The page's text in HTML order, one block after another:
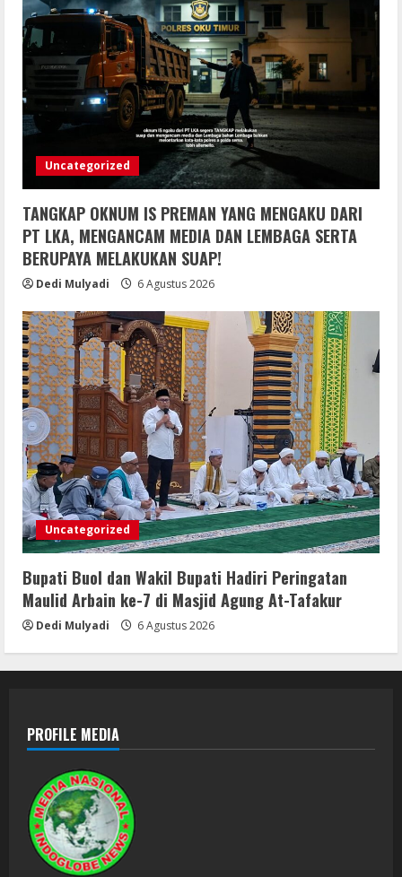
Uncategorized
TANGKAP OKNUM IS PREMAN YANG MENGAKU DARI
PT LKA, MENGANCAM MEDIA DAN LEMBAGA SERTA
BERUPAYA MELAKUKAN SUAP!
Dedi Mulyadi 6 Agustus 2026
Uncategorized
Bupati Buol dan Wakil Bupati Hadiri Peringatan
Maulid Arbain ke-7 di Masjid Agung At-Tafakur
Dedi Mulyadi 6 Agustus 2026
PROFILE MEDIA